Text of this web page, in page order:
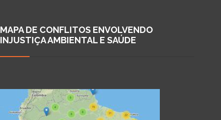
MAPA DE CONFLITOS ENVOLVENDO
INJUSTIÇA AMBIENTAL E SAÚDE